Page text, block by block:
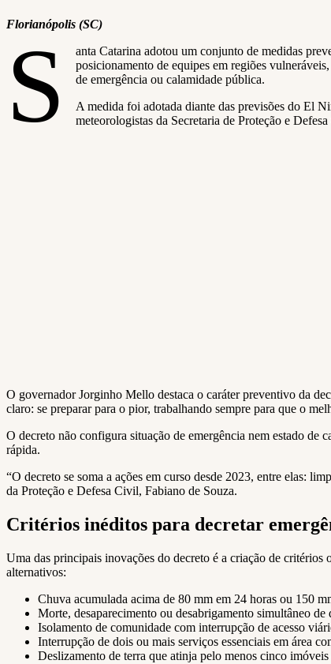
Florianópolis (SC)
S
anta Catarina adotou um conjunto de medidas
posicionamento de equipes em regiões
de emergência ou calamidade pública.
A medida foi adotada diante das previsões do El
meteorologistas da Secretaria de Proteção e
O governador Jorginho Mello destaca o caráter preventivo da
claro: se preparar para o pior, trabalhando sempre para que o
O decreto não configura situação de emergência nem estado de
rápida.
“O decreto se soma a ações em curso desde 2023, entre elas:
da Proteção e Defesa Civil, Fabiano de Souza.
Critérios inéditos para decretar
Uma das principais inovações do decreto é a criação de
alternativos:
Chuva acumulada acima de 80 mm em 24 horas ou 150
Morte, desaparecimento ou desabrigamento simultâneo
Isolamento de comunidade com interrupção de acesso
Interrupção de dois ou mais serviços essenciais em área
Deslizamento de terra que atinja pelo menos cinco